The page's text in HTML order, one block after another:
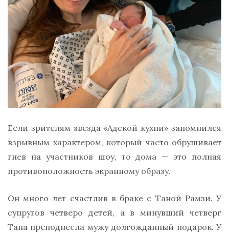
Если зрителям звезда «Адской кухни» запомнился
взрывным характером, который часто обрушивает
гнев на участников шоу, то дома — это полная
противоположность экранному образу.
Он много лет счастлив в браке с Таной Рамзи. У
супругов четверо детей, а в минувший четверг
Тана преподнесла мужу долгожданный подарок. У